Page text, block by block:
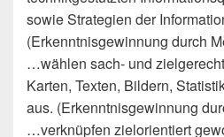
sowie Strategien der
(Erkenntnisgewinnung durch
…wählen sach- und
Karten, Texten, Bildern,
aus. (Erkenntnisgewinnung
…verknüpfen zielorientiert